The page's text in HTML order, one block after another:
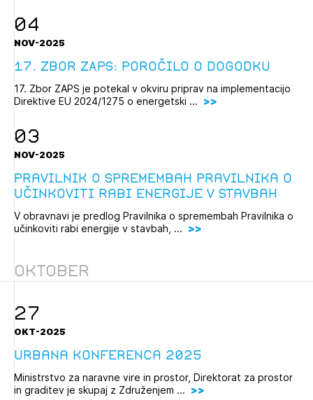
04
NOV-2025
17. Zbor ZAPS: poročilo o dogodku
17. Zbor ZAPS je potekal v okviru priprav na implementacijo
Direktive EU 2024/1275 o energetski ...
03
NOV-2025
Pravilnik o spremembah Pravilnika o
učinkoviti rabi energije v stavbah
V obravnavi je predlog Pravilnika o spremembah Pravilnika o
učinkoviti rabi energije v stavbah, ...
Oktober
27
OKT-2025
Urbana konferenca 2025
Ministrstvo za naravne vire in prostor, Direktorat za prostor
in graditev je skupaj z Združenjem ...